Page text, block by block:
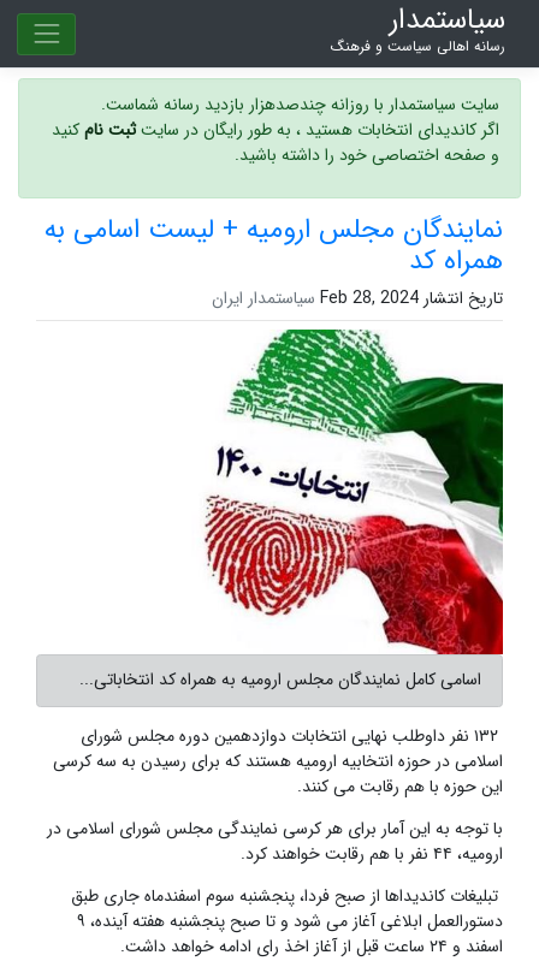
سیاستمدار
رسانه اهالی سیاست و فرهنگ
سایت سیاستمدار با روزانه چندصدهزار بازدید رسانه شماست.
اگر کاندیدای انتخابات هستید ، به طور رایگان در سایتثبت نامکنید
و صفحه اختصاصی خود را داشته باشید.
نمایندگان مجلس ارومیه + لیست اسامی به
همراه کد
تاریخ انتشار Feb 28, 2024 سیاستمدار ایران
اسامی کامل نمایندگان مجلس ارومیه به همراه کد انتخاباتی...
۱۳۲ نفر داوطلب نهایی انتخابات دوازدهمین دوره مجلس شورای
اسلامی در حوزه انتخابیه ارومیه هستند که برای رسیدن به سه کرسی
این حوزه با هم رقابت می کنند.
با توجه به این آمار برای هر کرسی نمایندگی مجلس شورای اسلامی در
ارومیه، ۴۴ نفر با هم رقابت خواهند کرد.
تبلیغات کاندیداها از صبح فردا، پنجشنبه سوم اسفندماه جاری طبق
دستورالعمل ابلاغی آغاز می شود و تا صبح پنجشنبه هفته آینده، ۹
اسفند و ۲۴ ساعت قبل از آغاز اخذ رای ادامه خواهد داشت.